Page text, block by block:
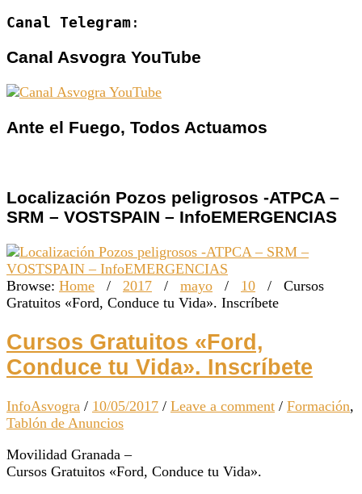
Canal Telegram:
Canal Asvogra YouTube
Ante el Fuego, Todos Actuamos
Localización Pozos peligrosos -ATPCA –
SRM – VOSTSPAIN – InfoEMERGENCIAS
Browse: Home / 2017 / mayo / 10 /
Cursos
Gratuitos «Ford, Conduce tu Vida». Inscríbete
Cursos Gratuitos «Ford,
Conduce tu Vida». Inscríbete
InfoAsvogra / 10/05/2017 / Leave a comment / Formación,
Tablón de Anuncios
Movilidad Granada –
Cursos Gratuitos «Ford, Conduce tu Vida».